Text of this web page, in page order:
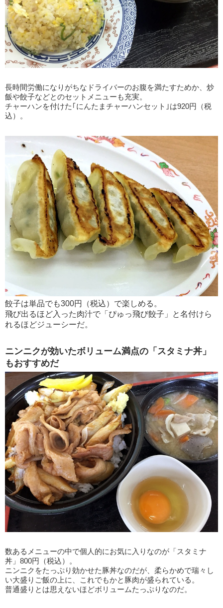
長時間労働になりがちなドライバーのお腹を満たすためか、炒
飯や餃子などとのセットメニューも充実。
チャーハンを付けた｢にんたまチャーハンセット｣は920円（税
込）。
餃子は単品でも300円（税込）で楽しめる。
飛び出るほど入った肉汁で「ぴゅっ飛び餃子」と名付けら
れるほどジューシーだ。
ニンニクが効いたボリューム満点の「スタミナ丼」
もおすすめだ
数あるメニューの中で個人的にお気に入りなのが「スタミナ
丼」800円（税込）。
ニンニクをたっぷり効かせた豚丼なのだが、柔らかめで瑞々し
い大盛りご飯の上に、これでもかと豚肉が盛られている。
普通盛りとは思えないほどボリュームたっぷりなのだ。